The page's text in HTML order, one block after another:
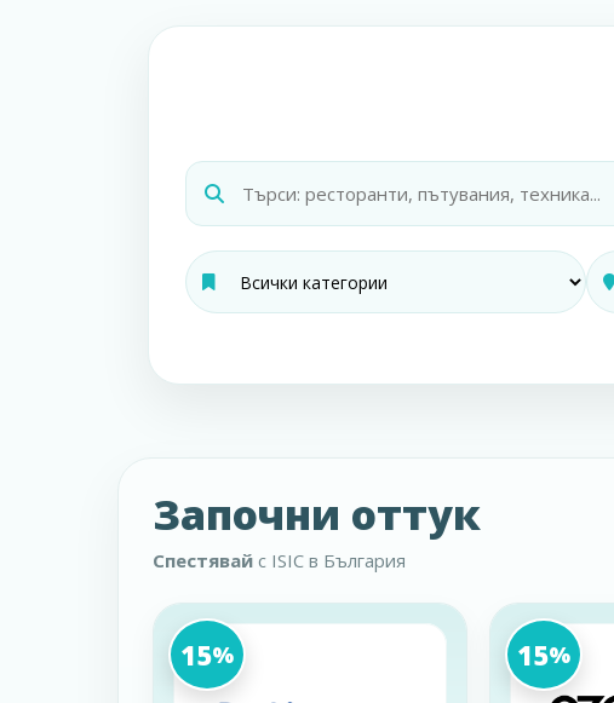
Започни оттук
Спестявай с ISIC в България
15% 15%